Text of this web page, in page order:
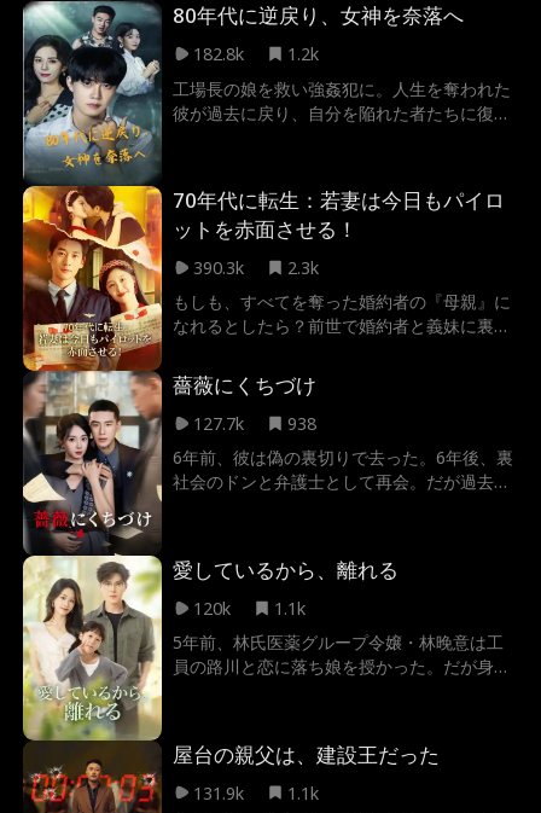
を作るチャンスか？それとも、立ちはだかる
因縁と陰謀がすべてを奪ってしまうのか？
80年代に逆戻り、女神を奈落へ
182.8k
1.2k
工場長の娘を救い強姦犯に。人生を奪われた
彼が過去に戻り、自分を陥れた者たちに復讐
70年代に転生：若妻は今日もパイロ
ットを赤面させる！
390.3k
2.3k
もしも、すべてを奪った婚約者の『母親』に
なれるとしたら？前世で婚約者と義妹に裏切
と、すべての悲劇が始まる前に時間が巻き戻
っていた。今度の人生で私が選んだのは、幸
せな結婚じゃない。元婚約者の父である、14
歳年上のエリート機長と結婚し、奴らを地獄
に突き落とす、最も甘美な復讐劇。
薔薇にくちづけ
127.7k
938
6年前、彼は偽の裏切りで去った。6年後、裏
社会のドンと弁護士として再会。だが過去の
愛しているから、離れる
120k
1.1k
5年前、林氏医薬グループ令嬢・林晚意は工
員の路川と恋に落ち娘を授かった。だが身分
た。
屋台の親父は、建設王だった
131.9k
1.1k